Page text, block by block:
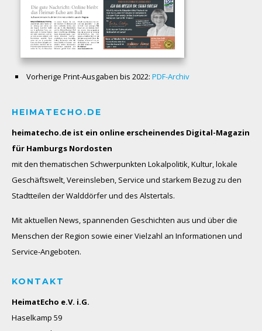
Vorherige Print-Ausgaben bis 2022: PDF-Archiv
HEIMATECHO.DE
heimatecho.de ist ein online erscheinendes Digital-Magazin
für Hamburgs Nordosten
mit den thematischen Schwerpunkten Lokalpolitik, Kultur, lokale
Geschäftswelt, Vereinsleben, Service und starkem Bezug zu den
Stadtteilen der Walddörfer und des Alstertals.
Mit aktuellen News, spannenden Geschichten aus und über die
Menschen der Region sowie einer Vielzahl an Informationen und
Service-Angeboten.
KONTAKT
HeimatEcho e.V. i.G.
Haselkamp 59